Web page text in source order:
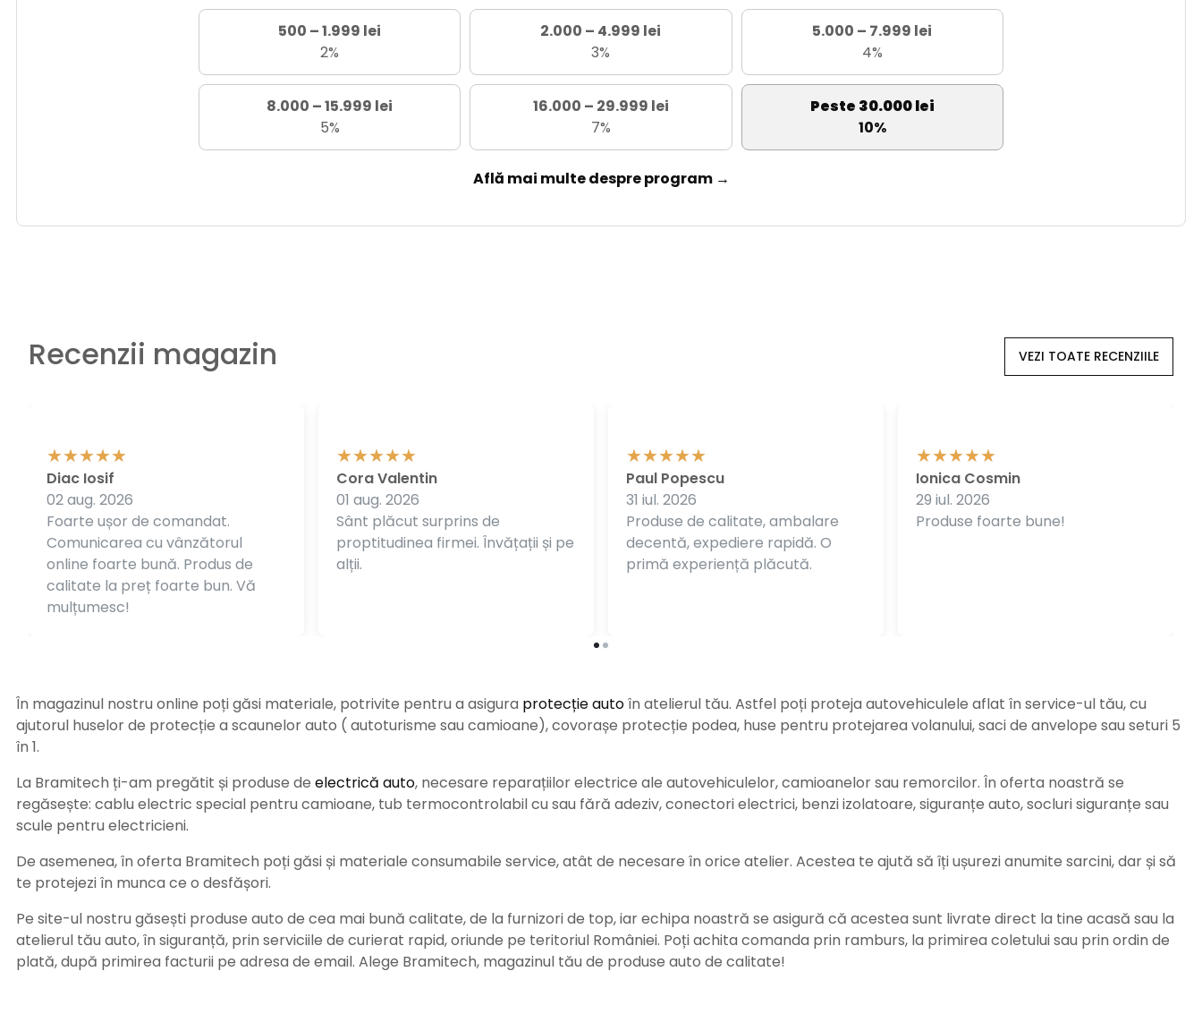
500 – 1.999 lei
2%
2.000 – 4.999 lei
3%
5.000 – 7.999 lei
4%
8.000 – 15.999 lei
5%
16.000 – 29.999 lei
7%
Peste 30.000 lei
10%
Află mai multe despre program →
Recenzii magazin VEZI TOATE RECENZIILE
Foarte ușor de comandat.
Comunicarea cu vânzătorul
online foarte bună. Produs de
calitate la preț foarte bun. Vă
mulțumesc!
Diac Iosif
02 aug. 2026
Sânt plăcut surprins de
proptitudinea firmei. Învățații și pe
alții.
Cora Valentin
01 aug. 2026
Produse de calitate, ambalare
decentă, expediere rapidă. O
primă experiență plăcută.
Paul Popescu
31 iul. 2026
Produse foarte bune!
Ionica Cosmin
29 iul. 2026
În magazinul nostru online poți găsi materiale, potrivite pentru a asigura protecție autoîn atelierul tău. Astfel poți proteja autovehiculele aflat în service-ul tău, cu
ajutorul huselor de protecție a scaunelor auto ( autoturisme sau camioane), covorașe protecție podea, huse pentru protejarea volanului, saci de anvelope sau seturi 5
în 1.
La Bramitech ți-am pregătit și produse de electrică auto, necesare reparațiilor electrice ale autovehiculelor, camioanelor sau remorcilor. În oferta noastră se
regăsește: cablu electric special pentru camioane, tub termocontrolabil cu sau fără adeziv, conectori electrici, benzi izolatoare, siguranțe auto, socluri siguranțe sau
scule pentru electricieni.
De asemenea, în oferta Bramitech poți găsi și materiale consumabile service, atât de necesare în orice atelier. Acestea te ajută să îți ușurezi anumite sarcini, dar și să
te protejezi în munca ce o desfășori.
Pe site-ul nostru găsești produse auto de cea mai bună calitate, de la furnizori de top, iar echipa noastră se asigură că acestea sunt livrate direct la tine acasă sau la
atelierul tău auto, în siguranță, prin serviciile de curierat rapid, oriunde pe teritoriul României. Poți achita comanda prin ramburs, la primirea coletului sau prin ordin de
plată, după primirea facturii pe adresa de email. Alege Bramitech, magazinul tău de produse auto de calitate!